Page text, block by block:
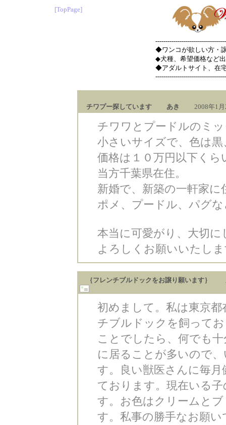
[TopPage]
◆ワンコが欲しい方・
◆犬種、希望価格など
◆アダルトサイト、在
チワプー探しています あき 2008年1月2
チワワとプードルのミ
小さいサイズで、色は
価格は１０万円以下くら
当方千葉県在住。
新婚で、新築の一軒家
ポメ、プードル、パグ
本当に可愛がり、大切
よろしくお願いいたしま
｛フレンチブルドックをお譲り願います｝
初めまして。私は東京
チブルドックを飼って
ことでしたら、何でも
に居ることが多いので
す。良い獣医さんに毎
ております。現在いる
す。お色はクリームと
す。私事の勝手なお願